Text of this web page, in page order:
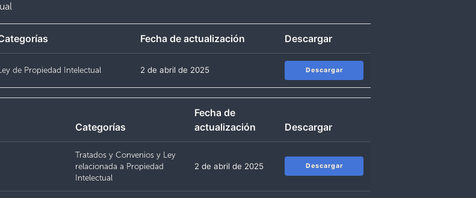
Fecha de actualización Descargar
de Propiedad Intelectual 2 de abril de 2025 Descargar
Categorías
Fecha de
actualización
Descargar
Tratados y Convenios y Ley
relacionada a Propiedad
Intelectual
2 de abril de 2025 Descargar